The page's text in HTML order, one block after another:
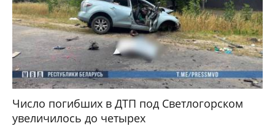
Число погибших в ДТП под Светлогорском
увеличилось до четырех